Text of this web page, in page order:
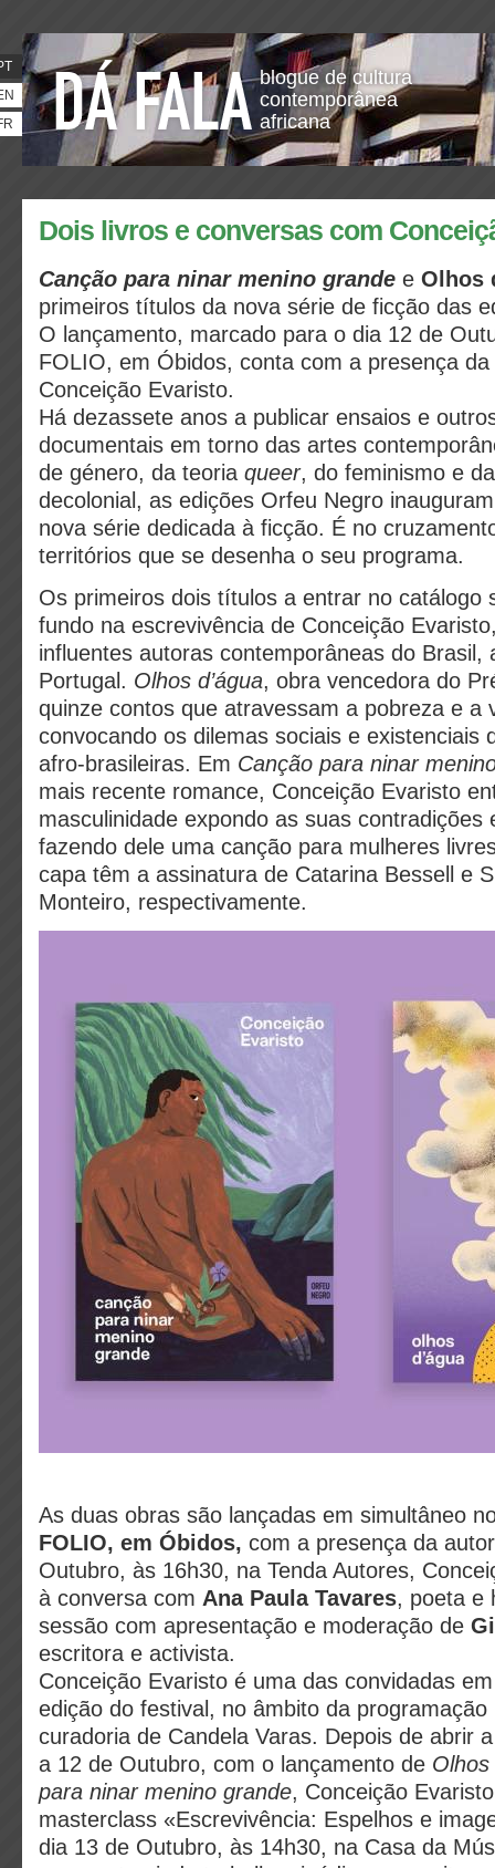
blogue de cultura
contemporânea
africana
Dois livros e conversas com
Canção para ninar menino grande e Olhos
primeiros títulos da nova série de ficção das
O lançamento, marcado para o dia 12 de
FOLIO, em Óbidos, conta com a presença
Conceição Evaristo.
Há dezassete anos a publicar ensaios e
documentais em torno das artes
de género, da teoria queer, do feminismo e
decolonial, as edições Orfeu Negro
nova série dedicada à ficção. É no
territórios que se desenha o seu programa.
Os primeiros dois títulos a entrar no catálogo
fundo na escrevivência de Conceição
influentes autoras contemporâneas do Brasil,
Portugal. Olhos d’água, obra vencedora do
quinze contos que atravessam a pobreza e a
convocando os dilemas sociais e existenciais
afro-brasileiras. Em Canção para ninar
mais recente romance, Conceição Evaristo
masculinidade expondo as suas contradições
fazendo dele uma canção para mulheres
capa têm a assinatura de Catarina Bessell e
Monteiro, respectivamente.
As duas obras são lançadas em simultâneo
FOLIO, em Óbidos, com a presença da
Outubro, às 16h30, na Tenda Autores,
à conversa com Ana Paula Tavares, poeta e
sessão com apresentação e moderação de
escritora e activista.
Conceição Evaristo é uma das convidadas
edição do festival, no âmbito da
curadoria de Candela Varas. Depois de abrir
a 12 de Outubro, com o lançamento de Olhos
para ninar menino grande, Conceição
masterclass «Escrevivência: Espelhos e
dia 13 de Outubro, às 14h30, na Casa da